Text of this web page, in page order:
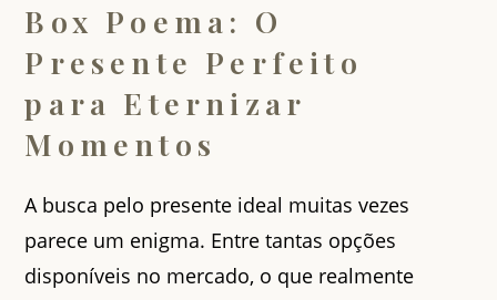
Box Poema: O
Presente Perfeito
para Eternizar
Momentos
A busca pelo presente ideal muitas vezes
parece um enigma. Entre tantas opções
disponíveis no mercado, o que realmente